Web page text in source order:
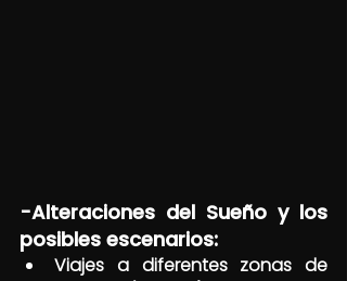
-Alteraciones del Sueño y los
posibles escenarios:
Viajes a diferentes zonas de